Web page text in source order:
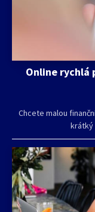
Online rychlá
Chcete malou
krátký